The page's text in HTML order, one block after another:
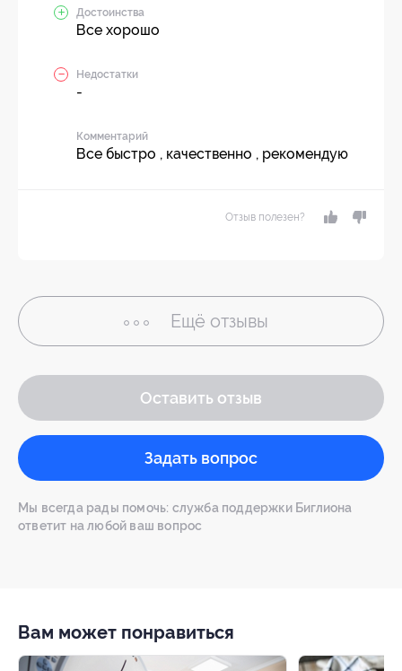
Достоинства
Все хорошо
Недостатки
-
Комментарий
Все быстро , качественно , рекомендую
Отзыв полезен?
Ещё отзывы
Оставить отзыв
Задать вопрос
Мы всегда рады помочь: служба поддержки Биглиона
ответит на любой ваш вопрос
Вам может понравиться